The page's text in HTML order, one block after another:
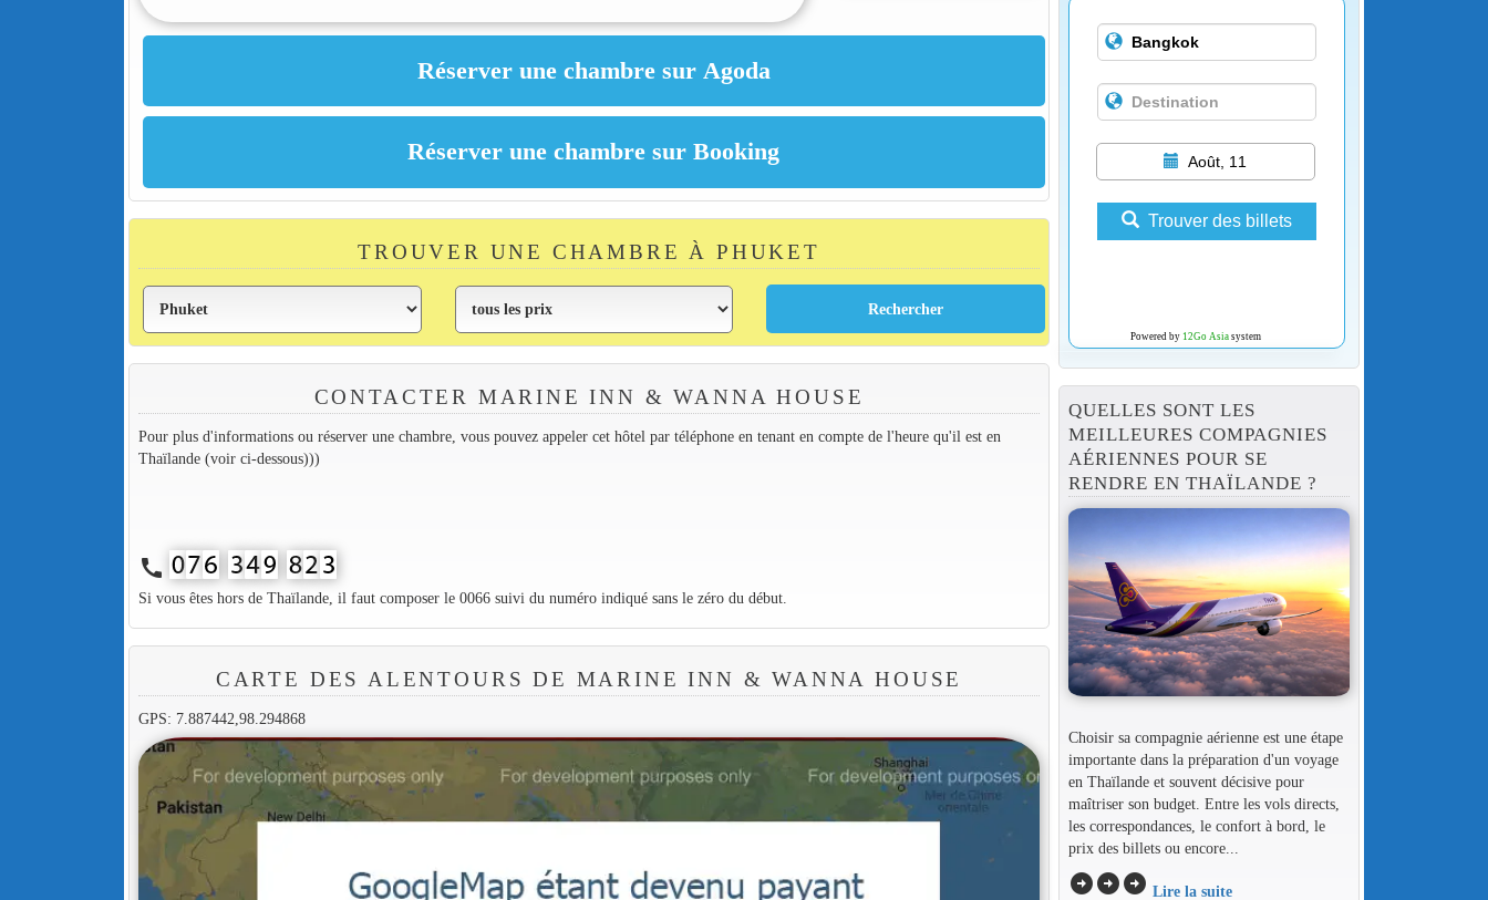
TROUVER UNE CHAMBRE À PHUKET
CONTACTER MARINE INN & WANNA HOUSE
Pour plus d'informations ou réserver une chambre, vous pouvez appeler cet hôtel par téléphone en tenant en compte de l'heure qu'il est en
Thaïlande (voir ci-dessous)))
call
Si vous êtes hors de Thaïlande, il faut composer le 0066 suivi du numéro indiqué sans le zéro du début.
CARTE DES ALENTOURS DE MARINE INN & WANNA HOUSE
GPS: 7.887442,98.294868
Août, 11
Trouver des billets
Powered by 12Go Asiasystem
QUELLES SONT LES
MEILLEURES COMPAGNIES
AÉRIENNES POUR SE
RENDRE EN THAÏLANDE ?
Choisir sa compagnie aérienne est une étape
importante dans la préparation d'un voyage
en Thaïlande et souvent décisive pour
maîtriser son budget. Entre les vols directs,
les correspondances, le confort à bord, le
prix des billets ou encore...
arrow_circle_rightarrow_circle_rightarrow_circle_right Lire la suite